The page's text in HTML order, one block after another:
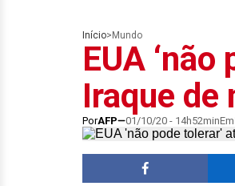
Início> Mundo
EUA
Iraque de
PorAFP 01/10/20 - 14h52minEm